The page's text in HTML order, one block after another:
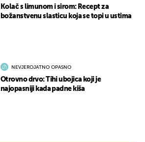
Kolač s limunom i sirom: Recept za
božanstvenu slasticu koja se topi u ustima
NEVJEROJATNO OPASNO
Otrovno drvo: Tihi ubojica koji je
najopasniji kada padne kiša